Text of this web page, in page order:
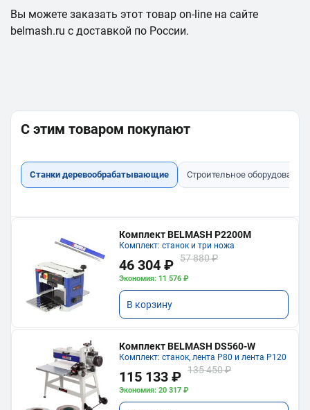
Вы можете заказать этот товар on-line на сайте
belmash.ru с доставкой по России.
С этим товаром покупают
Станки деревообрабатывающие Строительное оборудование
Комплект BELMASH P2200M
Комплект: станок и три ножа
46 304 ₽ 57 880 ₽
Экономия: 11 576 ₽
В корзину
Комплект BELMASH DS560-W
Комплект: станок, лента P80 и лента P120
115 133 ₽ 135 450 ₽
Экономия: 20 317 ₽